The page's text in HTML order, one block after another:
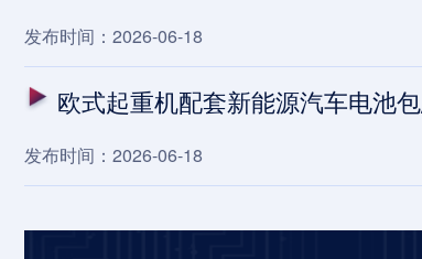
发布时间：2026-06-18
欧式起重机配套新能源汽车电池
发布时间：2026-06-18